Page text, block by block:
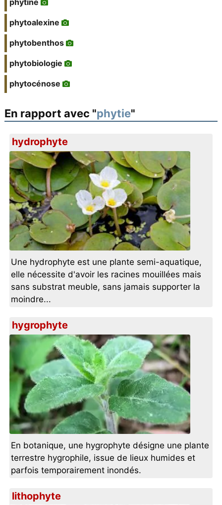
phytine
phytoalexine
phytobenthos
phytobiologie
phytocénose
En rapport avec "phytie"
hydrophyte
Une hydrophyte est une plante semi-aquatique,
elle nécessite d'avoir les racines mouillées mais
sans substrat meuble, sans jamais supporter la
moindre...
hygrophyte
En botanique, une hygrophyte désigne une plante
terrestre hygrophile, issue de lieux humides et
parfois temporairement inondés.
lithophyte